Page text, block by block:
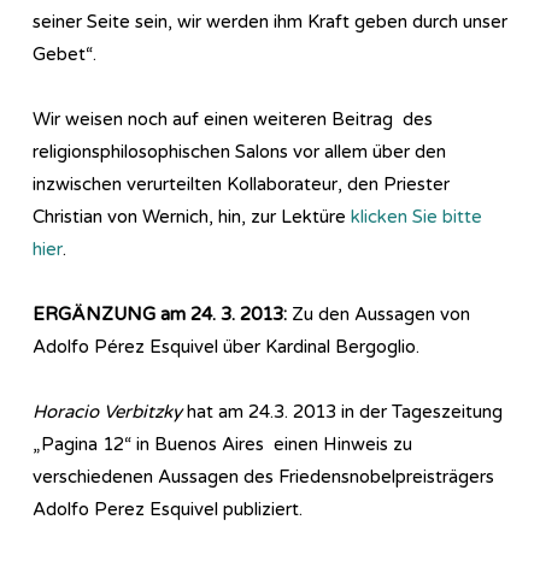
seiner Seite sein, wir werden ihm Kraft geben durch unser
Gebet“.
Wir weisen noch auf einen weiteren Beitrag des
religionsphilosophischen Salons vor allem über den
inzwischen verurteilten Kollaborateur, den Priester
Christian von Wernich, hin, zur Lektüre klicken Sie bitte
hier.
ERGÄNZUNG am 24. 3. 2013: Zu den Aussagen von
Adolfo Pérez Esquivel über Kardinal Bergoglio.
Horacio Verbitzkyhat am 24.3. 2013 in der Tageszeitung
„Pagina 12“ in Buenos Aires einen Hinweis zu
verschiedenen Aussagen des Friedensnobelpreisträgers
Adolfo Perez Esquivel publiziert.